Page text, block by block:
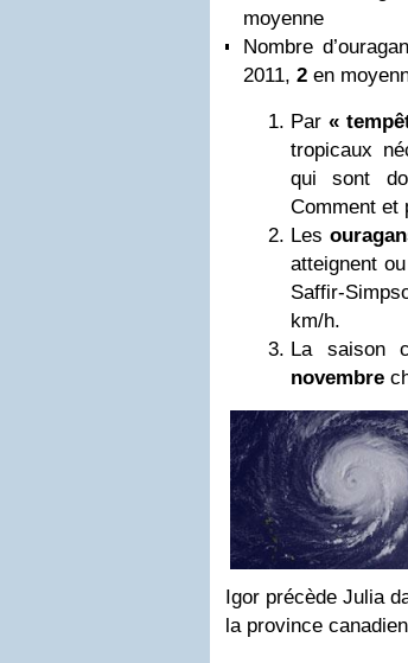
moyenne
Nombre
2011, 2 en
Par«
tropicaux
qui sont
Comment et
Les
atteignent
Saffir-
km/h.
La saison
novembre
Igor précède Julia
la province